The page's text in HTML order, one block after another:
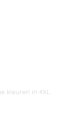
kleuren in 4XL…